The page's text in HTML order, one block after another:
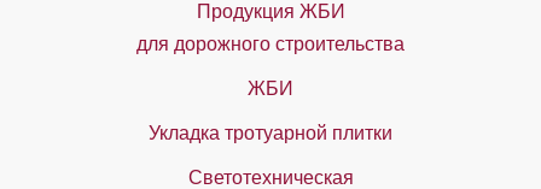
Продукция ЖБИ
для дорожного строительства
ЖБИ
Укладка тротуарной плитки
Светотехническая